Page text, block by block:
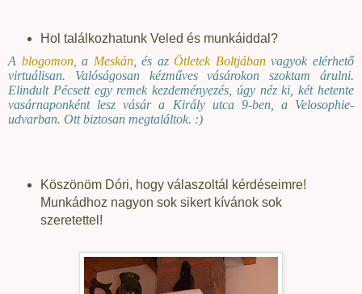
Hol találkozhatunk Veled és munkáiddal?
A blogomon, a Meskán, és az Ötletek Boltjábanvagyok elérhető
virtuálisan. Valóságosan kézműves vásárokon szoktam árulni.
Elindult Pécsett egy remek kezdeményezés, úgy néz ki, két hetente
vasárnaponként lesz vásár a Király utca 9-ben, a Velosophie-
udvarban. Ott biztosan megtaláltok. :)
Köszönöm Dóri, hogy válaszoltál kérdéseimre!
Munkádhoz nagyon sok sikert kívánok sok
szeretettel!